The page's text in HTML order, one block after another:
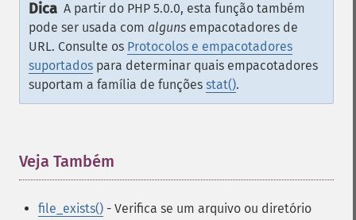
Dica A partir do PHP 5.0.0, esta função também
pode ser usada com alguns empacotadores de
URL. Consulte os Protocolos e empacotadores
suportados para determinar quais empacotadores
suportam a família de funções stat().
Veja Também
file_exists() - Verifica se um arquivo ou diretório